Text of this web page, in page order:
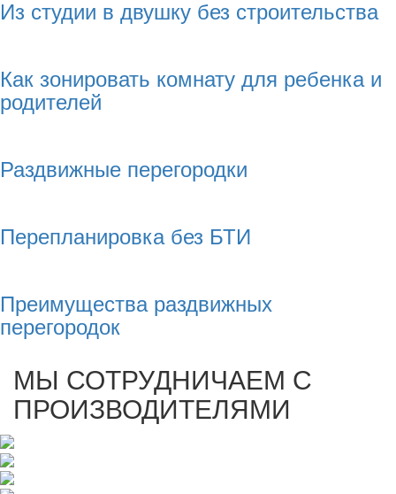
Из студии в двушку без строительства
Как зонировать комнату для ребенка и
родителей
Раздвижные перегородки
Перепланировка без БТИ
Преимущества раздвижных
перегородок
МЫ СОТРУДНИЧАЕМ С
ПРОИЗВОДИТЕЛЯМИ